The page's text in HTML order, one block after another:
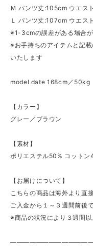
Ｍ パンツ丈:105cm ウエス
Ｌ パンツ丈:107cm ウエス
※1-3cmの誤差がある場合
※お手持ちのアイテムと記
いたします
model date 168cm／50kg
【カラー】
グレー／ブラウン
【素材】
ポリエステル50% コット
【お届けについて】
こちらの商品は海外より直
ご入金から１～３週間前後
※商品の状況により３週間以